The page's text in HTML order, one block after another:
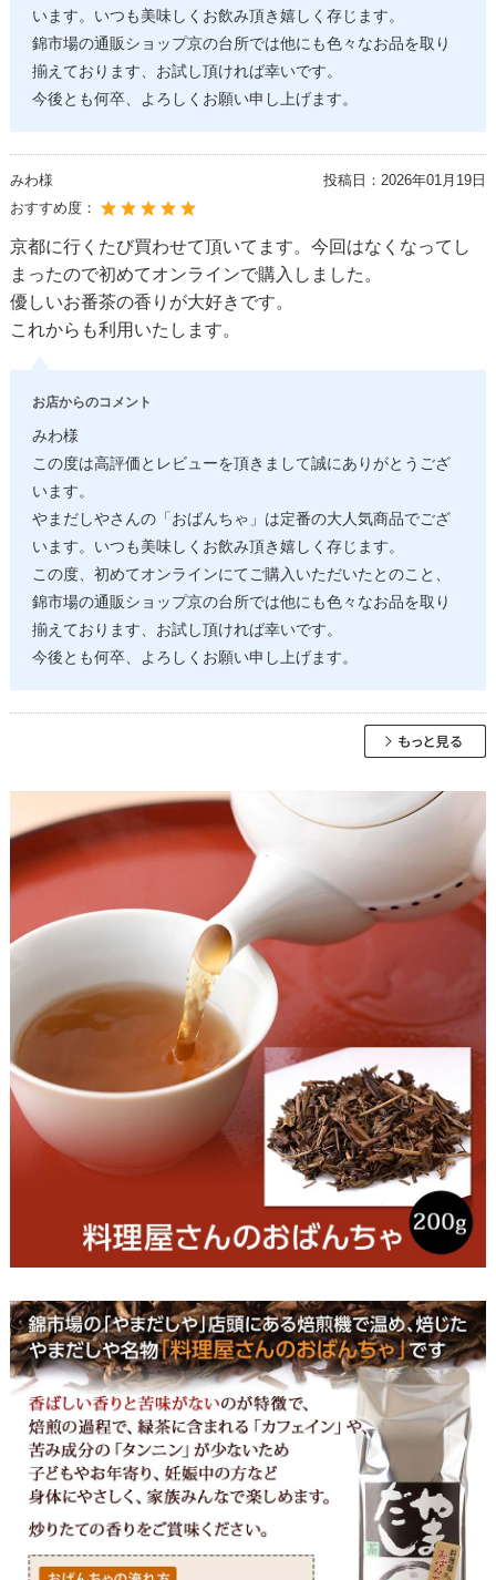
います。いつも美味しくお飲み頂き嬉しく存じます。
錦市場の通販ショップ京の台所では他にも色々なお品を取り
揃えております、お試し頂ければ幸いです。
今後とも何卒、よろしくお願い申し上げます。
みわ様 投稿日： 2026年01月19日
おすすめ度：
京都に行くたび買わせて頂いてます。今回はなくなってし
まったので初めてオンラインで購入しました。
優しいお番茶の香りが大好きです。
これからも利用いたします。
お店からのコメント
みわ様
この度は高評価とレビューを頂きまして誠にありがとうござ
います。
やまだしやさんの「おばんちゃ」は定番の大人気商品でござ
います。いつも美味しくお飲み頂き嬉しく存じます。
この度、初めてオンラインにてご購入いただいたとのこと、
錦市場の通販ショップ京の台所では他にも色々なお品を取り
揃えております、お試し頂ければ幸いです。
今後とも何卒、よろしくお願い申し上げます。